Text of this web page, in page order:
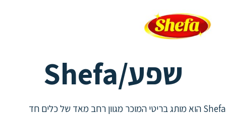
שפע/Shefa
Shefa הוא מותג בריטי המוכר מגוון רחב מאד של כלים חד